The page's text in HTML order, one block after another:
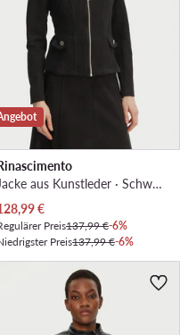
Jacke aus Kunstleder · Schwarz
Preis
€
Preis137,99 €-6%
Preis137,99 €-6%